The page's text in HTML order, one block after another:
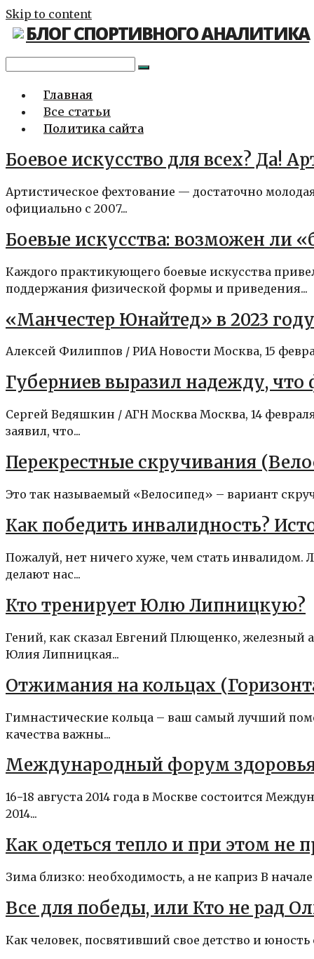
Skip to content
БЛОГ СПОРТИВНОГО АНАЛИТИКА
Главная
Все статьи
Политика сайта
Боевое искусство для всех? Да!
Артистическое фехтование — достаточно
официально с 2007...
Боевые искусства: возможен ли
Каждого практикующего боевые искусства
поддержания физической формы и приведения...
«Манчестер Юнайтед» в 2023
Алексей Филиппов / РИА Новости Москва, 15
Губерниев выразил надежду,
Сергей Ведяшкин / АГН Москва Москва, 14
заявил, что...
Перекрестные скручивания
Это так называемый «Велосипед» – вариант
Как победить инвалидность?
Пожалуй, нет ничего хуже, чем стать
делают нас...
Кто тренирует Юлю Липницкую?
Гений, как сказал Евгений Плющенко, железный
Юлия Липницкая...
Отжимания на кольцах
Гимнастические кольца – ваш самый лучший
качества важны...
Международный форум здоровья,
16−18 августа 2014 года в Москве состоится
2014...
Как одеться тепло и при этом не
Зима близко: необходимость, а не каприз В
Все для победы, или Кто не рад
Как человек, посвятивший свое детство и